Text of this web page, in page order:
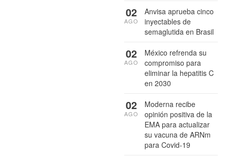
Anvisa aprueba cinco
inyectables de
semaglutida en Brasil
02
AGO
México refrenda su
compromiso para
eliminar la hepatitis C
en 2030
02
AGO
Moderna recibe
opinión positiva de la
EMA para actualizar
su vacuna de ARNm
para Covid-19
02
AGO